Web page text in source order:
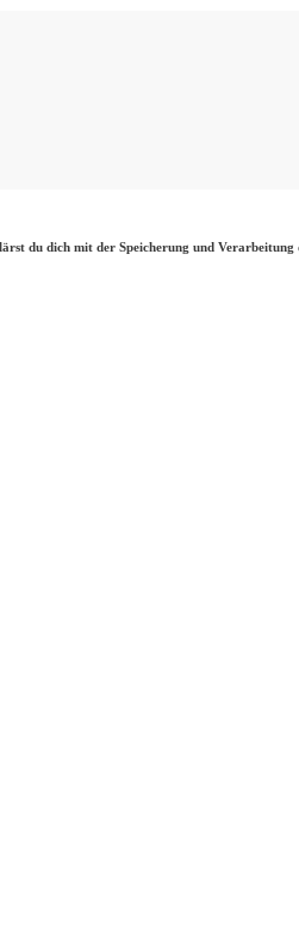
du dich mit der Speicherung und Verarbeitung